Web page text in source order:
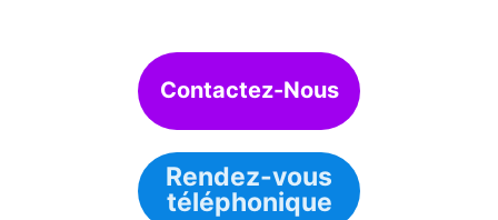
Contactez-Nous
Rendez-vous
téléphonique